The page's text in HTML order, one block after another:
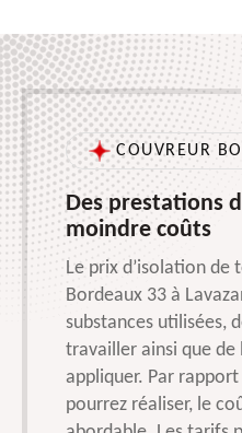
COUVREUR
Des prestations
moindre coûts
Le prix d’isolation de
Bordeaux 33 à
substances utilisées,
travailler ainsi que de
appliquer. Par
pourrez réaliser, le